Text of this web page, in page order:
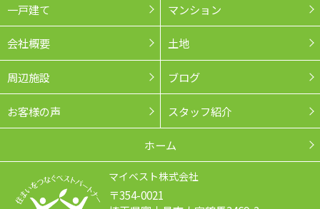
一戸建て マンション
会社概要 土地
周辺施設 ブログ
お客様の声 スタッフ紹介
ホーム
マイベスト株式会社
〒354-0021